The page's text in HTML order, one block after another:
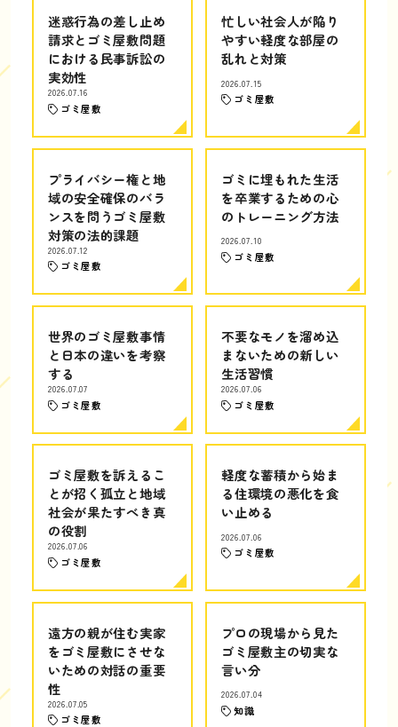
迷惑行為の差し止め
請求とゴミ屋敷問題
における民事訴訟の
実効性
2026.07.16
ゴミ屋敷
忙しい社会人が陥り
やすい軽度な部屋の
乱れと対策
2026.07.15
ゴミ屋敷
プライバシー権と地
域の安全確保のバラ
ンスを問うゴミ屋敷
対策の法的課題
2026.07.12
ゴミ屋敷
ゴミに埋もれた生活
を卒業するための心
のトレーニング方法
2026.07.10
ゴミ屋敷
世界のゴミ屋敷事情
と日本の違いを考察
する
2026.07.07
ゴミ屋敷
不要なモノを溜め込
まないための新しい
生活習慣
2026.07.06
ゴミ屋敷
ゴミ屋敷を訴えるこ
とが招く孤立と地域
社会が果たすべき真
の役割
2026.07.06
ゴミ屋敷
軽度な蓄積から始ま
る住環境の悪化を食
い止める
2026.07.06
ゴミ屋敷
遠方の親が住む実家
をゴミ屋敷にさせな
いための対話の重要
性
2026.07.05
ゴミ屋敷
プロの現場から見た
ゴミ屋敷主の切実な
言い分
2026.07.04
知識